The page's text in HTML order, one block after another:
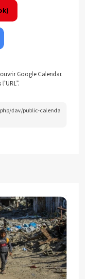
Google Calendar.
dav/public-calenda